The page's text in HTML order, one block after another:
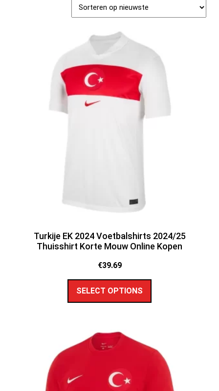
Turkije EK 2024 Voetbalshirts 2024/25
Thuisshirt Korte Mouw Online Kopen
€39.69
SELECT OPTIONS